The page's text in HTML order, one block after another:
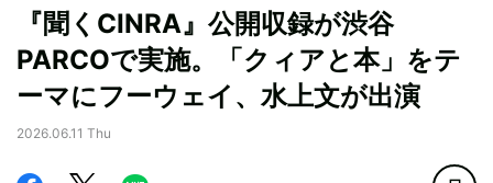
『聞くCINRA』公開収録が渋谷
PARCOで実施。「クィアと本」をテ
ーマにフーウェイ、水上文が出演
2026.06.11 Thu